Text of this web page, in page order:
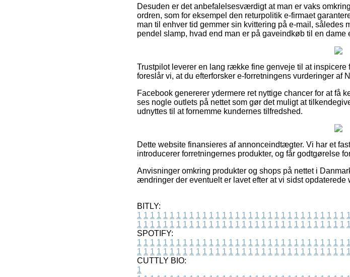
Desuden er det anbefalelsesværdigt at man er vaks
ordren, som for eksempel den returpolitik e-firmaet
man til enhver tid gemmer sin kvittering på e-mail, således
pendel slamp, hvad end man er på gaveindkøb til en dame
Trustpilot leverer en lang række fine genveje til at
foreslår vi, at du efterforsker e-forretningens vurderinger af
Facebook genererer ydermere ret nyttige chancer for at få
ses nogle outlets på nettet som gør det muligt at
udnyttes til at fornemme kundernes tilfredshed.
Dette website finansieres af annonceindtægter. Vi har et
introducerer forretningernes produkter, og får godtgørelse
Anvisninger omkring produkter og shops på nettet i
ændringer der eventuelt er lavet efter at vi sidst opdaterede
BITLY:
1 1 1 1 1 1 1 1 1 1 1 1 1 1 1 1 1 1 1 1 1 1 1 1 1 1 1 1 1 1 1 1 1
1 1 1 1 1 1 1 1 1 1 1 1 1 1 1 1 1 1 1 1 1 1 1 1 1 1 1 1 1 1 1 1 1
SPOTIFY:
1 1 1 1 1 1 1 1 1 1 1 1 1 1 1 1 1 1 1 1 1 1 1 1 1 1 1 1 1 1 1 1 1
1 1 1 1 1 1 1 1 1 1 1 1 1 1 1 1 1 1 1 1 1 1 1 1 1 1 1 1 1 1 1 1 1
CUTTLY BIO:
1